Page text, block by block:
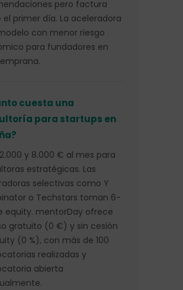
pero factura
el primer día. La aceleradora
con menor riesgo
para fundadores en
cuesta una
para startups en
y 8.000 € al mes para
estratégicas. Las
selectivas como Y
o Techstars toman 6-
equity. mentorDay ofrece
gratuito (0 €) y sin cesión
(0 %), con más de 100
realizadas y
abierta